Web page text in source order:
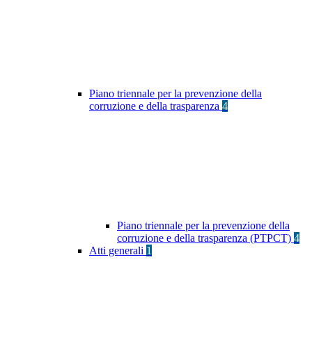
Piano triennale per la prevenzione della
corruzione e della trasparenza 4
Piano triennale per la prevenzione della
corruzione e della trasparenza (PTPCT) 4
Atti generali 1